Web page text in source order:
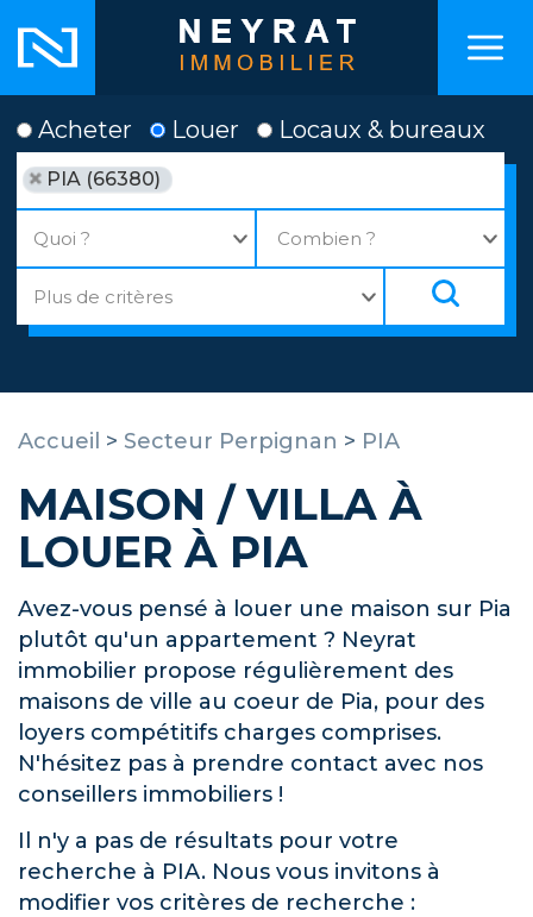
Acheter Louer Locaux & bureaux
PIA (66380)
Accueil > Secteur Perpignan > PIA
MAISON / VILLA À
LOUER À PIA
Avez-vous pensé à louer une maison sur Pia
plutôt qu'un appartement ? Neyrat
immobilier propose régulièrement des
maisons de ville au coeur de Pia, pour des
loyers compétitifs charges comprises.
N'hésitez pas à prendre contact avec nos
conseillers immobiliers !
Il n'y a pas de résultats pour votre
recherche à PIA. Nous vous invitons à
modifier vos critères de recherche :